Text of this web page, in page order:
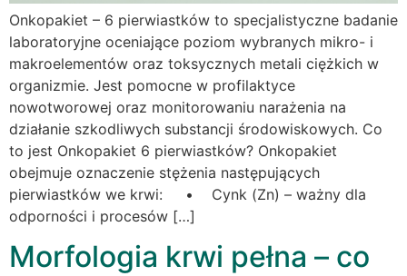
Onkopakiet – 6 pierwiastków to specjalistyczne badanie
laboratoryjne oceniające poziom wybranych mikro- i
makroelementów oraz toksycznych metali ciężkich w
organizmie. Jest pomocne w profilaktyce
nowotworowej oraz monitorowaniu narażenia na
działanie szkodliwych substancji środowiskowych. Co
to jest Onkopakiet 6 pierwiastków? Onkopakiet
obejmuje oznaczenie stężenia następujących
pierwiastków we krwi: • Cynk (Zn) – ważny dla
odporności i procesów […]
Morfologia krwi pełna – co